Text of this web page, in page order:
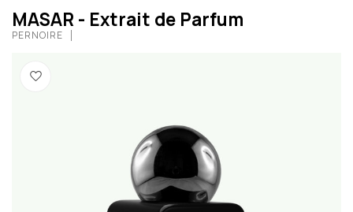
MASAR - Extrait de Parfum
PERNOIRE